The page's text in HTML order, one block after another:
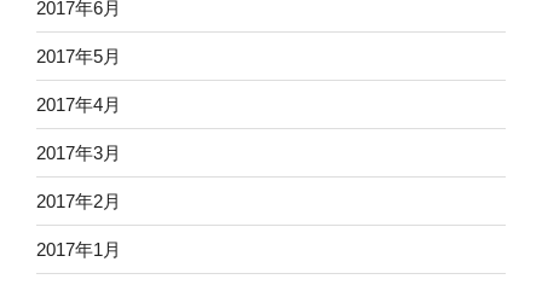
2017年6月
2017年5月
2017年4月
2017年3月
2017年2月
2017年1月